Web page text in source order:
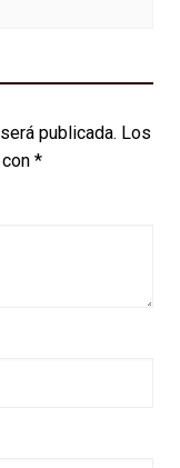
publicada. Los
*